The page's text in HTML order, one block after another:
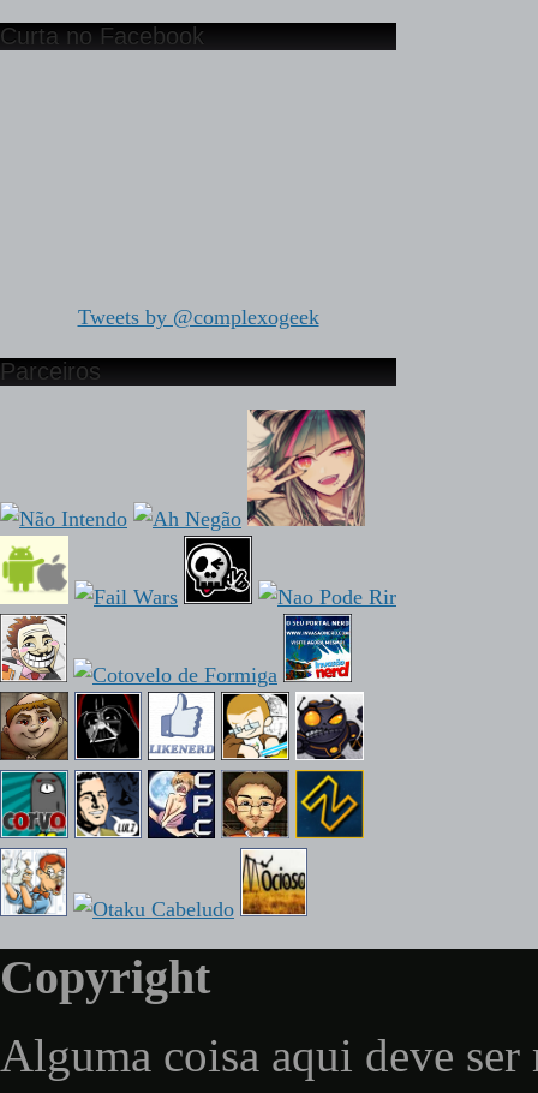
Curta no Facebook
Tweets by @complexogeek
Parceiros
Copyright
Alguma coisa aqui deve ser